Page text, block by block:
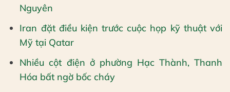
Nguyên
Iran đặt điều kiện trước cuộc họp kỹ thuật với
Mỹ tại Qatar
Nhiều cột điện ở phường Hạc Thành, Thanh
Hóa bất ngờ bốc cháy